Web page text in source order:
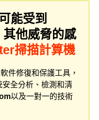
能受到
其他威脅的感
掃描計算機
件修復和保護工具，
全分析、檢測和清
以及一對一的技術